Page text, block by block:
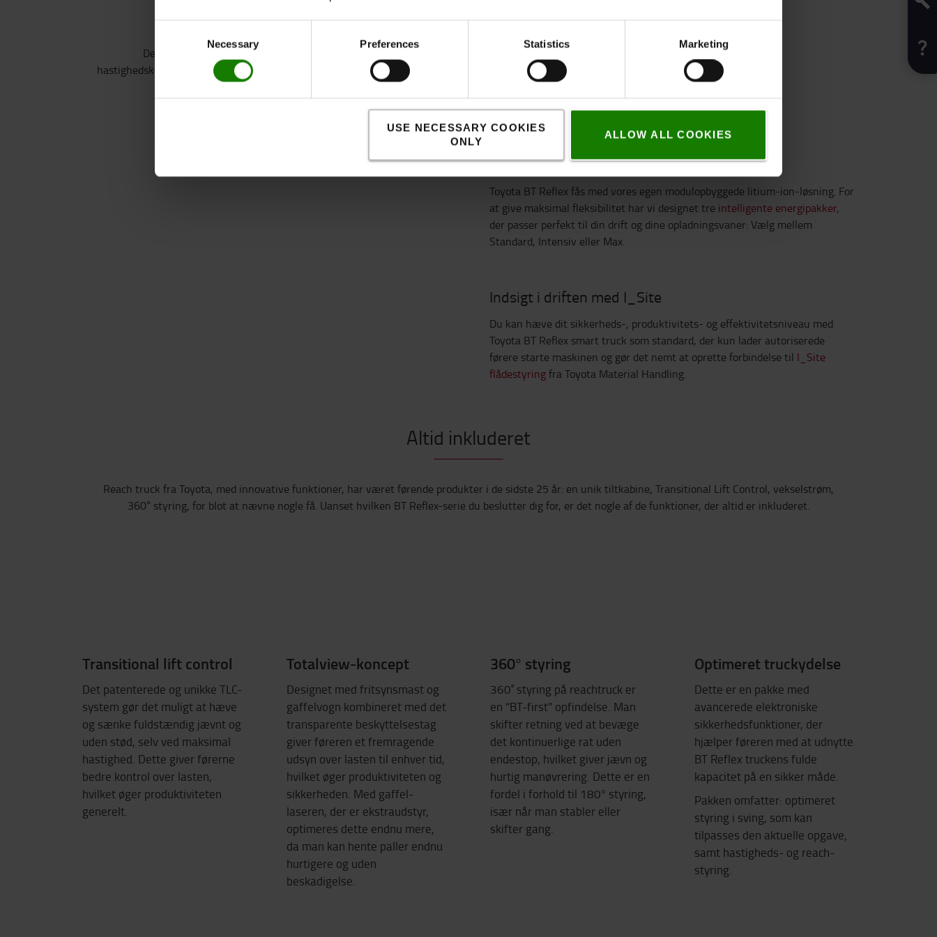
Necessary Preferences Statistics Marketing
USE NECESSARY COOKIES
ONLY
ALLOW ALL COOKIES
Interaktivt display
Den interaktive touchscreen har forskellige funktioner, der viser
hastighedskontrol, løftehøjde og advarsler om overbelastning, som gør din
lasthåndtering nemmere og mere sikker.
Intelligent energikilde
Toyota BT Reflex fås med vores egen modulopbyggede litium-ion-løsning. For
at give maksimal fleksibilitet har vi designet tre intelligente energipakker,
der passer perfekt til din drift og dine opladningsvaner: Vælg mellem
Standard, Intensiv eller Max.
Indsigt i driften med I_Site
Du kan hæve dit sikkerheds-, produktivitets- og effektivitetsniveau med
Toyota BT Reflex smart truck som standard, der kun lader autoriserede
førere starte maskinen og gør det nemt at oprette forbindelse til I_Site
flådestyringfra Toyota Material Handling.
Altid inkluderet
Reach truck fra Toyota, med innovative funktioner, har været førende produkter i de sidste 25 år: en unik tiltkabine, Transitional Lift Control, vekselstrøm,
360° styring, for blot at nævne nogle få. Uanset hvilken BT Reflex-serie du beslutter dig for, er det nogle af de funktioner, der altid er inkluderet.
Transitional lift control
Det patenterede og unikke TLC-
system gør det muligt at hæve
og sænke fuldstændig jævnt og
uden stød, selv ved maksimal
hastighed. Dette giver førerne
bedre kontrol over lasten,
hvilket øger produktiviteten
generelt.
Totalview-koncept
Designet med fritsynsmast og
gaffelvogn kombineret med det
transparente beskyttelsestag
giver føreren et fremragende
udsyn over lasten til enhver tid,
hvilket øger produktiviteten og
sikkerheden. Med gaffel-
laseren, der er ekstraudstyr,
optimeres dette endnu mere,
da man kan hente paller endnu
hurtigere og uden
beskadigelse.
360° styring
360˚ styring på reachtruck er
en “BT-first” opfindelse. Man
skifter retning ved at bevæge
det kontinuerlige rat uden
endestop, hvilket giver jævn og
hurtig manøvrering. Dette er en
fordel i forhold til 180° styring,
især når man stabler eller
skifter gang.
Optimeret truckydelse
Dette er en pakke med
avancerede elektroniske
sikkerhedsfunktioner, der
hjælper føreren med at udnytte
BT Reflex truckens fulde
kapacitet på en sikker måde.
Pakken omfatter: optimeret
styring i sving, som kan
tilpasses den aktuelle opgave,
samt hastigheds- og reach-
styring.